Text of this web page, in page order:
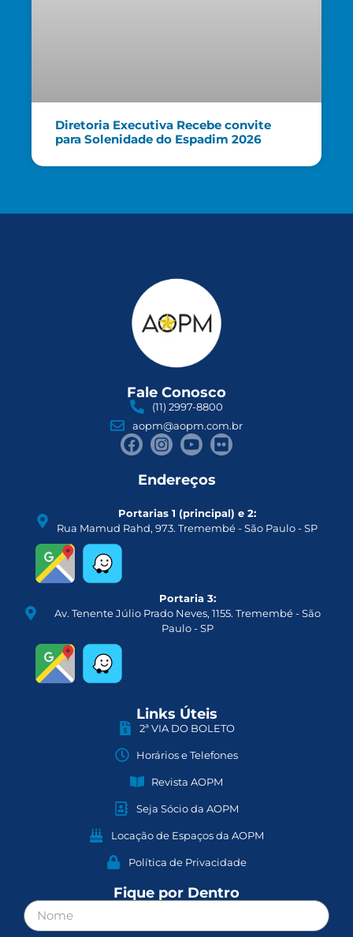
Diretoria Executiva Recebe convite
para Solenidade do Espadim 2026
Fale Conosco
(11) 2997-8800
aopm@aopm.com.br
Endereços
Portarias 1 (principal) e 2:
Rua Mamud Rahd, 973. Tremembé - São Paulo - SP
Portaria 3:
Av. Tenente Júlio Prado Neves, 1155. Tremembé - São
Paulo - SP
Links Úteis
2ª VIA DO BOLETO
Horários e Telefones
Revista AOPM
Seja Sócio da AOPM
Locação de Espaços da AOPM
Política de Privacidade
Fique por Dentro